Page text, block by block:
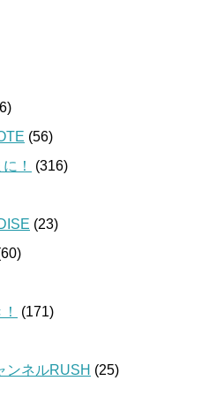
(56)
！
(316)
(23)
(171)
ンネルRUSH (25)